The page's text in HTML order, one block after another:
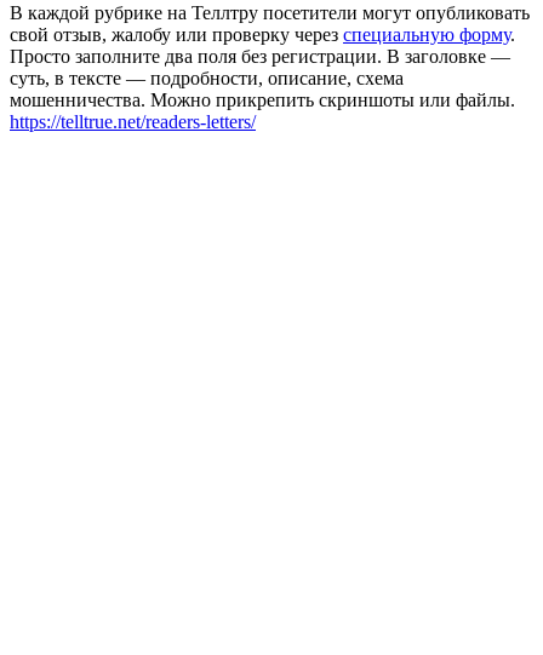
В каждой рубрике на Теллтру посетители могут опубликовать
свой отзыв, жалобу или проверку через специальную форму.
Просто заполните два поля без регистрации. В заголовке —
суть, в тексте — подробности, описание, схема
мошенничества. Можно прикрепить скриншоты или файлы.
https://telltrue.net/readers-letters/